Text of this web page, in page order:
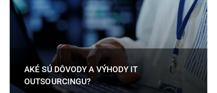
AKÉ SÚ DÔVODY A VÝHODY IT
OUTSOURCINGU?